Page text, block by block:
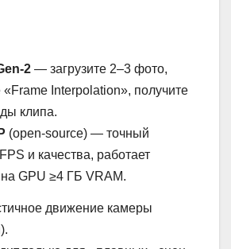
2 — загрузите 2–3 фото,
Interpolation», получите
клипа.
(open-source) — точный
и качества, работает
GPU ≥4 ГБ VRAM.
движение камеры